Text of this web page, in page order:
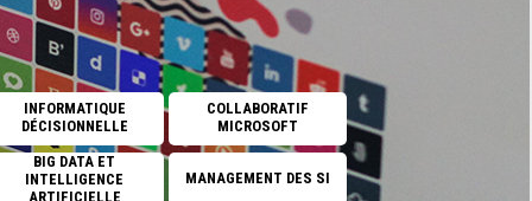
CPF 2026 : un reste à charge porté à 150 €
CPF : Une ressource sous-utilisée.
Se former à l’Intelligence Artificielle
INFORMATIQUE
DÉCISIONNELLE
COLLABORATIF
MICROSOFT
BIG DATA ET
INTELLIGENCE
ARTIFICIELLE
MANAGEMENT DES SI